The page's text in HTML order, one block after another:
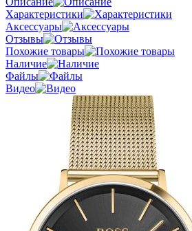
Характеристики
Аксессуары
Отзывы
Похожие товары
Наличие
Файлы
Видео